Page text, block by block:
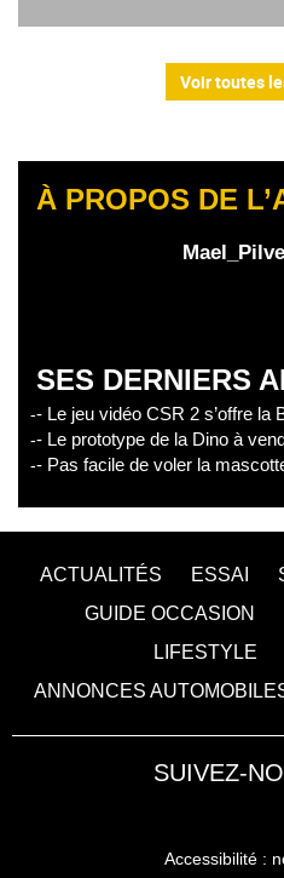
Voir toutes
À PROPOS DE
SES DERNIERS
- Le jeu vidéo CSR 2 s’offre la
- Le prototype de la Dino à
- Pas facile de voler la
ACTUALITÉS ESSAI
GUIDE OCCASION
LIFESTYLE
ANNONCES
SUIVEZ-
Accessibilité :